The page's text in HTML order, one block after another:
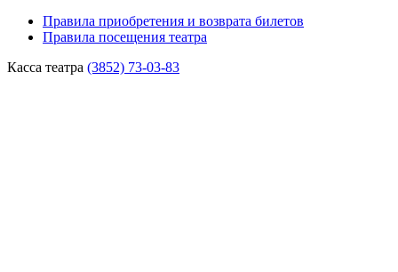
Правила приобретения и возврата билетов
Правила посещения театра
Касса театра (3852) 73-03-83